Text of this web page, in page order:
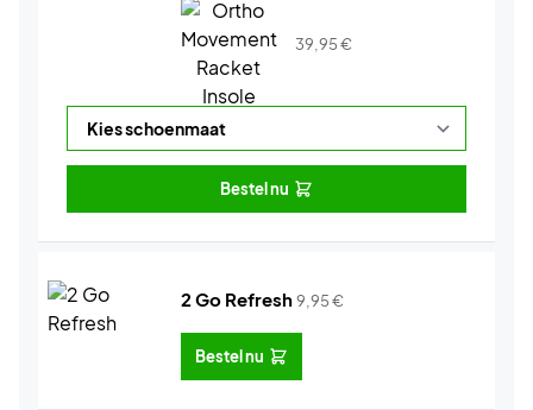
39,95€
Bestel nu
2 Go Refresh9,95€
Bestel nu